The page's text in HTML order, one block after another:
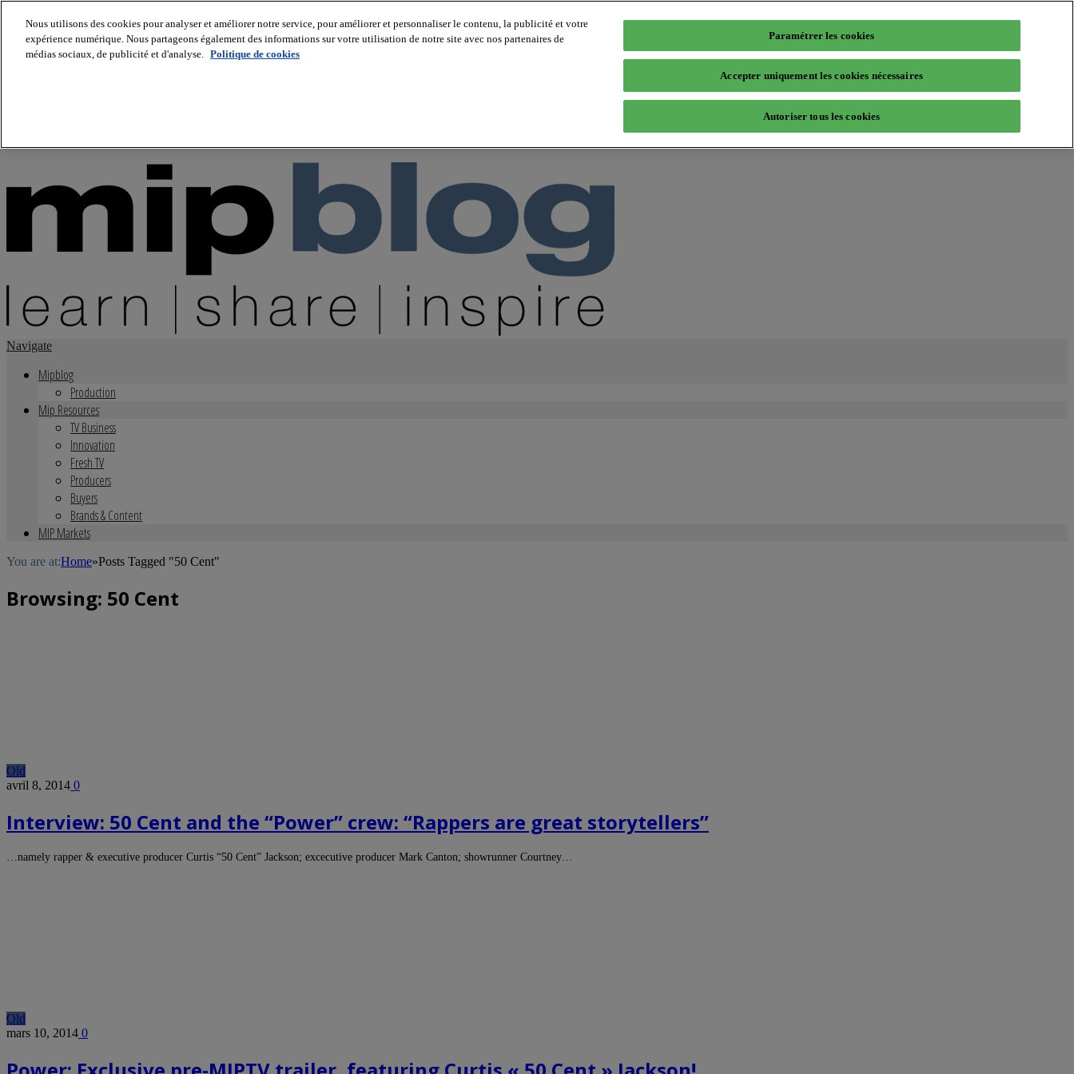
About us
Navigate
Mipblog
Production
Mip Resources
TV Business
Innovation
Fresh TV
Producers
Buyers
Brands & Content
MIP Markets
You are at:Home»Posts Tagged "50 Cent"
Browsing: 50 Cent
Old
avril 8, 2014 0
Interview: 50 Cent and the “Power” crew: “Rappers are great storytellers”
…namely rapper & executive producer Curtis “50 Cent” Jackson; excecutive producer Mark Canton; showrunner Courtney…
Old
mars 10, 2014 0
Nous utilisons des cookies pour analyser et améliorer notre service, pour améliorer et personnaliser le contenu, la publicité et votre
expérience numérique. Nous partageons également des informations sur votre utilisation de notre site avec nos partenaires de
médias sociaux, de publicité et d'analyse. Politique de cookies
Paramétrer les cookies
Accepter uniquement les cookies nécessaires
Autoriser tous les cookies